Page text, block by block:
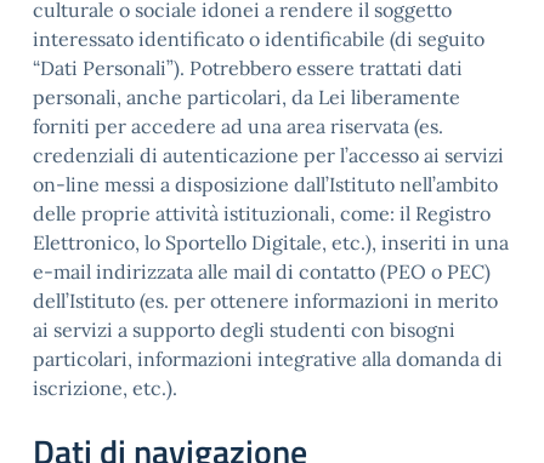
culturale o sociale idonei a rendere il soggetto
interessato identificato o identificabile (di seguito
“Dati Personali”). Potrebbero essere trattati dati
personali, anche particolari, da Lei liberamente
forniti per accedere ad una area riservata (es.
credenziali di autenticazione per l’accesso ai servizi
on-line messi a disposizione dall’Istituto nell’ambito
delle proprie attività istituzionali, come: il Registro
Elettronico, lo Sportello Digitale, etc.), inseriti in una
e-mail indirizzata alle mail di contatto (PEO o PEC)
dell’Istituto (es. per ottenere informazioni in merito
ai servizi a supporto degli studenti con bisogni
particolari, informazioni integrative alla domanda di
iscrizione, etc.).
Dati di navigazione